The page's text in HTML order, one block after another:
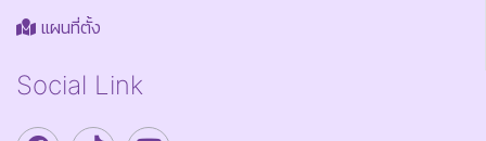
แผนที่ตั้ง
Social Link